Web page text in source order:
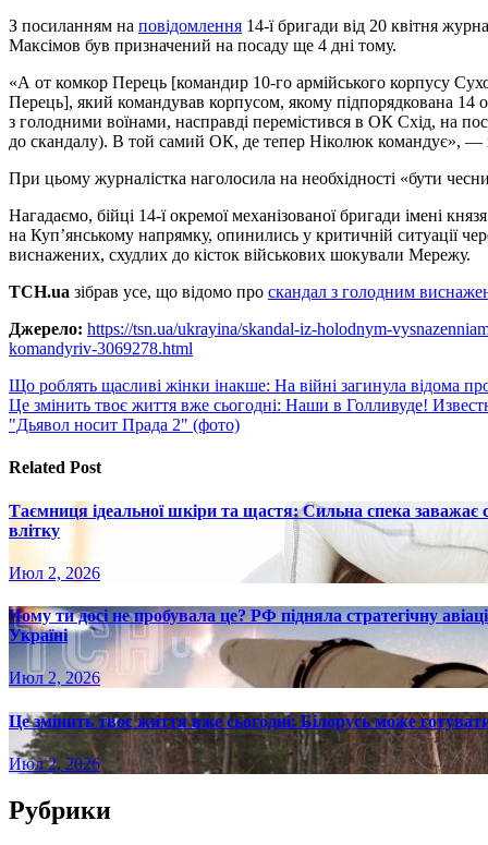
З посиланням на повідомлення 14-ї бригади від 20 квітня
Максімов був призначений на посаду ще 4 дні тому.
«А от комкор Перець [командир 10-го армійського корпусу
Перець], який командував корпусом, якому підпорядкована 14
з голодними воїнами, насправді перемістився в ОК Схід, на
до скандалу). В той самий ОК, де тепер Ніколюк командує», —
При цьому журналістка наголосила на необхідності «бути
Нагадаємо, бійці 14-ї окремої механізованої бригади імені
на Куп’янському напрямку, опинились у критичній ситуації
виснажених, схудлих до кісток військових шокували Мережу.
ТСН.ua зібрав усе, що відомо про скандал з голодним
Джерело: https://tsn.ua/ukrayina/skandal-iz-holodnym-
komandyriv-3069278.html
Навигация
по
Що роблять щасливі жінки інакше: На війні загинула відома
Це змінить твоє життя вже сьогодні: Наши в Голливуде!
"Дьявол носит Прада 2" (фото)
Related Post
Таємниця ідеальної шкіри та щастя: Сильна спека
влітку
Июл 2, 2026
Чому ти досі не пробувала це? РФ підняла стратегічну
Україні
Июл 2, 2026
Це змінить твоє життя вже сьогодні: Білорусь може
Июл 2, 2026
Рубрики